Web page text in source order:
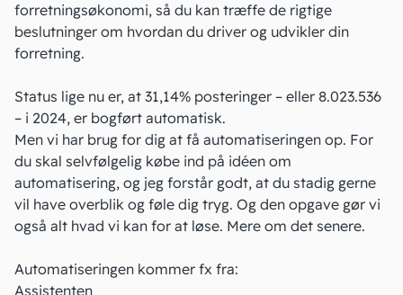
forretningsøkonomi, så du kan træffe de rigtige
beslutninger om hvordan du driver og udvikler din
forretning.
Status lige nu er, at 31,14% posteringer – eller 8.023.536
– i 2024, er bogført automatisk.
Men vi har brug for dig at få automatiseringen op. For
du skal selvfølgelig købe ind på idéen om
automatisering, og jeg forstår godt, at du stadig gerne
vil have overblik og føle dig tryg. Og den opgave gør vi
også alt hvad vi kan for at løse. Mere om det senere.
Automatiseringen kommer fx fra:
Assistenten